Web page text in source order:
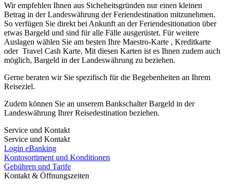
Wir empfehlen Ihnen aus Sicheheitsgründen nur einen kleinen
Betrag in der Landeswährung der Feriendestination mitzunehmen.
So verfügen Sie direkt bei Ankunft an der Feriendesitionation über
etwas Bargeld und sind für alle Fälle ausgerüstet. Für weitere
Auslagen wählen Sie am besten Ihre Maestro-Karte , Kreditkarte
oder Travel Cash Karte. Mit diesen Karten ist es Ihnen zudem auch
möglich, Bargeld in der Landeswährung zu beziehen.
Gerne beraten wir Sie spezifisch für die Begebenheiten an Ihrem
Reiseziel.
Zudem können Sie an unserem Bankschalter Bargeld in der
Landeswährung Ihrer Reisedestination beziehen.
Service und Kontakt
Service und Kontakt
Login eBanking
Kontosortiment und Konditionen
Gebühren und Tarife
Kontakt & Öffnungszeiten